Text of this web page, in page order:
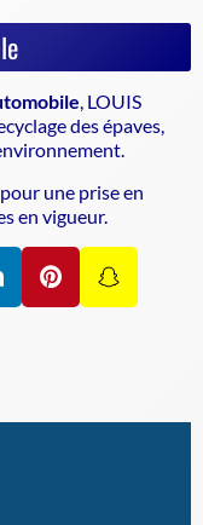
, LOUIS
des épaves,
une prise en
en vigueur.